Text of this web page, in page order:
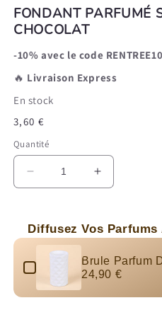
FONDANT PARFUMÉ
CHOCOLAT
-10% avec le code RENTREE10
🔥 Livraison Express
En stock
Prix
habituel
3,60 €
Quantité
Réduire
la
de
Fondant
Parfumé
Spirale
Cookie
Chocolat
Augmenter
la
de
Fondant
Spirale
Cookie
Chocolat
Diffusez Vos Parfums
Use the Previous and Next
Brule Parfum
24,90 €